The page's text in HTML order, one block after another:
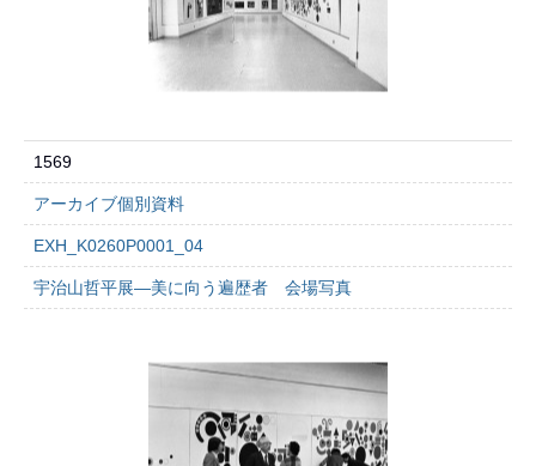
1569
アーカイブ個別資料
EXH_K0260P0001_04
宇治山哲平展―美に向う遍歴者 会場写真